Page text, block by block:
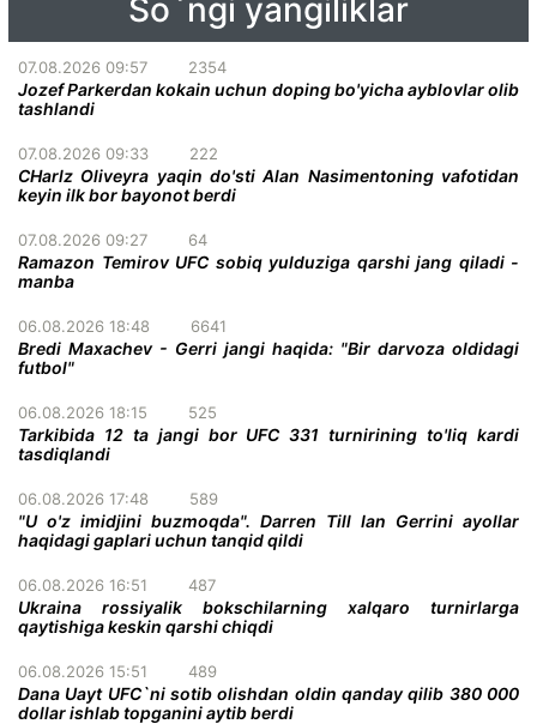
So`ngi yangiliklar
07.08.2026 09:57 2354
Jozef Parkerdan kokain uchun doping bo'yicha ayblovlar olib
tashlandi
07.08.2026 09:33 222
CHarlz Oliveyra yaqin do'sti Alan Nasimentoning vafotidan
keyin ilk bor bayonot berdi
07.08.2026 09:27 64
Ramazon Temirov UFC sobiq yulduziga qarshi jang qiladi -
manba
06.08.2026 18:48 6641
Bredi Maxachev - Gerri jangi haqida: "Bir darvoza oldidagi
futbol"
06.08.2026 18:15 525
Tarkibida 12 ta jangi bor UFC 331 turnirining to'liq kardi
tasdiqlandi
06.08.2026 17:48 589
"U o'z imidjini buzmoqda". Darren Till Ian Gerrini ayollar
haqidagi gaplari uchun tanqid qildi
06.08.2026 16:51 487
Ukraina rossiyalik bokschilarning xalqaro turnirlarga
qaytishiga keskin qarshi chiqdi
06.08.2026 15:51 489
Dana Uayt UFC`ni sotib olishdan oldin qanday qilib 380 000
dollar ishlab topganini aytib berdi